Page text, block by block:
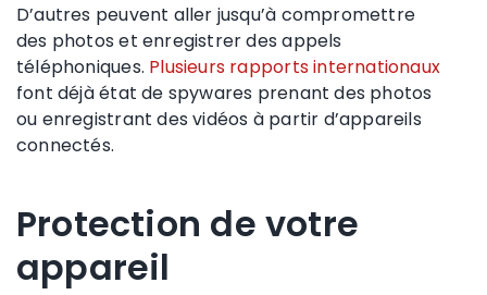
D’autres peuvent aller jusqu’à compromettre
des photos et enregistrer des appels
téléphoniques. Plusieurs rapports internationaux
font déjà état de spywares prenant des photos
ou enregistrant des vidéos à partir d’appareils
connectés.
Protection de votre
appareil